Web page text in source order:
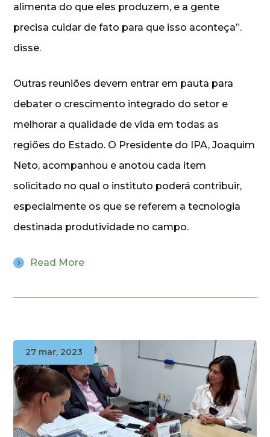
alimenta do que eles produzem, e a gente
precisa cuidar de fato para que isso aconteça”.
disse.
Outras reuniões devem entrar em pauta para
debater o crescimento integrado do setor e
melhorar a qualidade de vida em todas as
regiões do Estado. O Presidente do IPA, Joaquim
Neto, acompanhou e anotou cada item
solicitado no qual o instituto poderá contribuir,
especialmente os que se referem a tecnologia
destinada produtividade no campo.
Read More
27 mar, 2023